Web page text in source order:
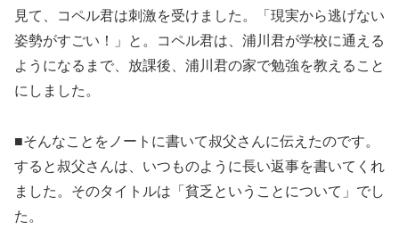
見て、コペル君は刺激を受けました。「現実から逃げない
姿勢がすごい！」と。コペル君は、浦川君が学校に通える
ようになるまで、放課後、浦川君の家で勉強を教えること
にしました。
■そんなことをノートに書いて叔父さんに伝えたのです。
すると叔父さんは、いつものように長い返事を書いてくれ
ました。そのタイトルは「貧乏ということについて」でし
た。